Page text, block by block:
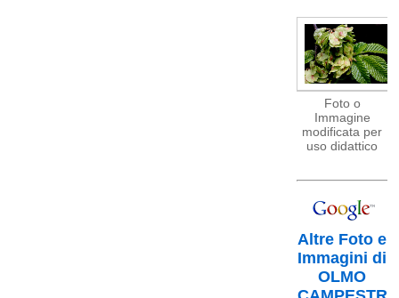
Foto o
Immagine
modificata per
uso didattico
Altre Foto e
Immagini di
OLMO